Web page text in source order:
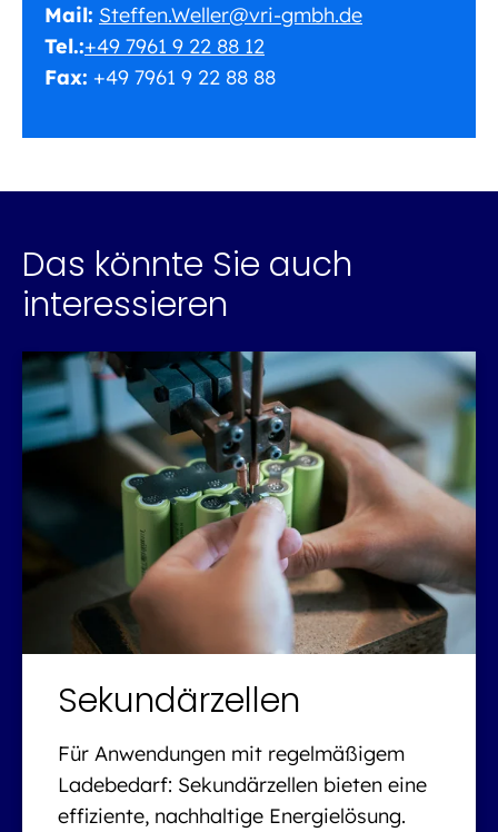
Mail: Steffen.Weller@vri-gmbh.de
Tel.:+49 7961 9 22 88 12
Fax: +49 7961 9 22 88 88
Das könnte Sie auch
interessieren
Sekundärzellen
Für Anwendungen mit regelmäßigem
Ladebedarf: Sekundärzellen bieten eine
effiziente, nachhaltige Energielösung.